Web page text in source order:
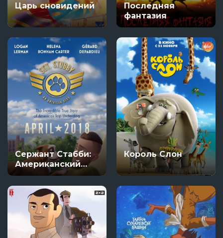
Царь сновидений
Последняя
фантазия
Сержант Стабби:
Американский
герой
Король Слон